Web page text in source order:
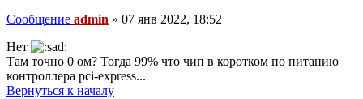
Сообщение admin » 07 янв 2022, 18:52
Нет
Там точно 0 ом? Тогда 99% что чип в коротком по питанию
контроллера pci-express...
Вернуться к началу